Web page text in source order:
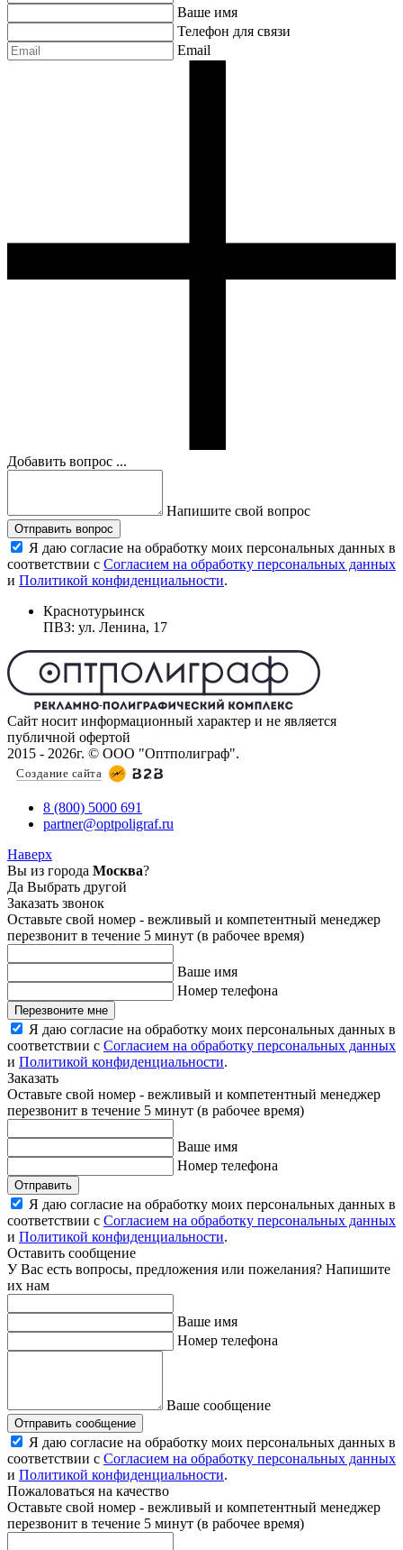
Ваше имя
Телефон для связи
Email
Добавить вопрос ...
Напишите свой вопрос
Отправить вопрос
Я даю согласие на обработку моих персональных данных в
соответствии с Согласием на обработку персональных данных
и Политикой конфиденциальности.
Краснотурьинск
ПВЗ: ул. Ленина, 17
Сайт носит информационный характер и не является
публичной офертой
2015 - 2026г. © ООО "Оптполиграф".
Создание сайта
8 (800) 5000 691
partner@optpoligraf.ru
Наверх
Вы из города Москва?
Да Выбрать другой
Заказать звонок
Оставьте свой номер - вежливый и компетентный менеджер
перезвонит в течение 5 минут (в рабочее время)
Ваше имя
Номер телефона
Перезвоните мне
Я даю согласие на обработку моих персональных данных в
соответствии с Согласием на обработку персональных данных
и Политикой конфиденциальности.
Заказать
Оставьте свой номер - вежливый и компетентный менеджер
перезвонит в течение 5 минут (в рабочее время)
Ваше имя
Номер телефона
Отправить
Я даю согласие на обработку моих персональных данных в
соответствии с Согласием на обработку персональных данных
и Политикой конфиденциальности.
Оставить сообщение
У Вас есть вопросы, предложения или пожелания? Напишите
их нам
Ваше имя
Номер телефона
Ваше сообщение
Отправить сообщение
Я даю согласие на обработку моих персональных данных в
соответствии с Согласием на обработку персональных данных
и Политикой конфиденциальности.
Пожаловаться на качество
Оставьте свой номер - вежливый и компетентный менеджер
перезвонит в течение 5 минут (в рабочее время)